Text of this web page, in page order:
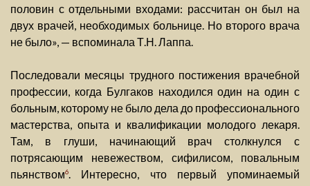
половин с отдельными входами: рассчитан он был на
двух врачей, необходимых больнице. Но второго врача
не было», — вспоминала Т.Н. Лаппа.
Последовали месяцы трудного постижения врачебной
профессии, когда Булгаков находился один на один с
больным, которому не было дела до профессионального
мастерства, опыта и квалификации молодого лекаря.
Там, в глуши, начинающий врач столкнулся с
потрясающим невежеством, сифилисом, повальным
пьянством6. Интересно, что первый упоминаемый